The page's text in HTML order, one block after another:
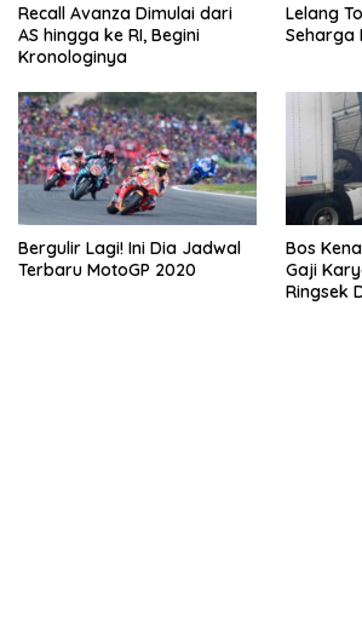
Recall Avanza Dimulai dari
AS hingga ke RI, Begini
Kronologinya
Lelang
Seharga
Bergulir Lagi! Ini Dia Jadwal
Terbaru MotoGP 2020
Bos
Gaji
Ringsek